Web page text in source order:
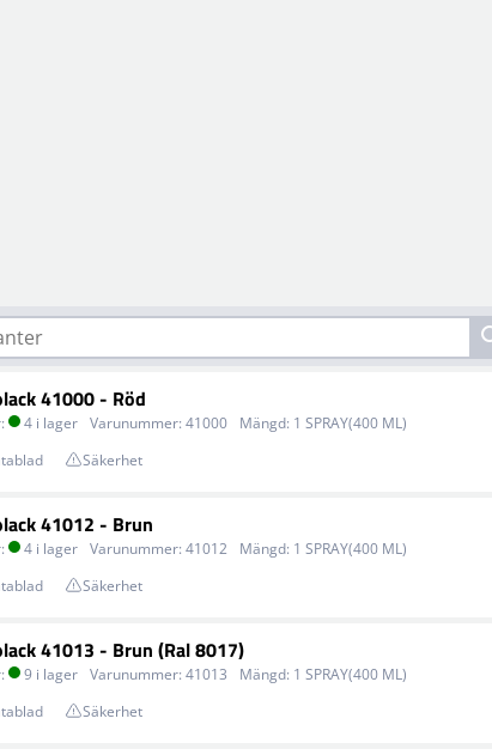
41000 - Röd
4 i lager Varunummer: 41000 Mängd: 1 SPRAY(400 ML)
Säkerhet
41012 - Brun
4 i lager Varunummer: 41012 Mängd: 1 SPRAY(400 ML)
Säkerhet
41013 - Brun (Ral 8017)
9 i lager Varunummer: 41013 Mängd: 1 SPRAY(400 ML)
Säkerhet